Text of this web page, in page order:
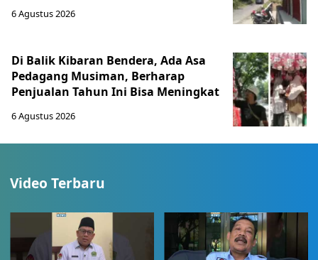
6 Agustus 2026
Di Balik Kibaran Bendera, Ada Asa
Pedagang Musiman, Berharap
Penjualan Tahun Ini Bisa Meningkat
6 Agustus 2026
Video Terbaru